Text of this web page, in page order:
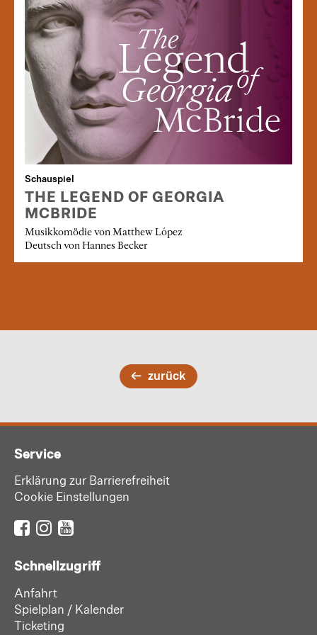
Schauspiel
THE LEGEND OF GEORGIA
MCBRIDE
Musikkomödie von Matthew López
Deutsch von Hannes Becker
zurück
Service
Erklärung zur Barrierefreiheit
Cookie Einstellungen
Schnellzugriff
Anfahrt
Spielplan / Kalender
Ticketing